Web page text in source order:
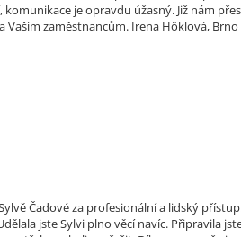
je opravdu úžasný. Již nám
Vašim zaměstnancům. Irena Höklová, Brno
Čadové za profesionální a lidský
jste Sylvi plno věcí navíc. Připravila